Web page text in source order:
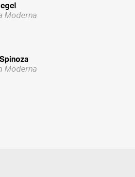
Moderna
Moderna